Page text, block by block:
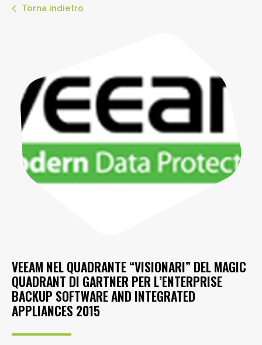
Torna indietro
VEEAM NEL QUADRANTE “VISIONARI” DEL MAGIC
QUADRANT DI GARTNER PER L’ENTERPRISE
BACKUP SOFTWARE AND INTEGRATED
APPLIANCES 2015